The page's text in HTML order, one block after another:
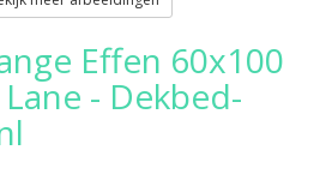
Effen 60x100
- Dekbed-